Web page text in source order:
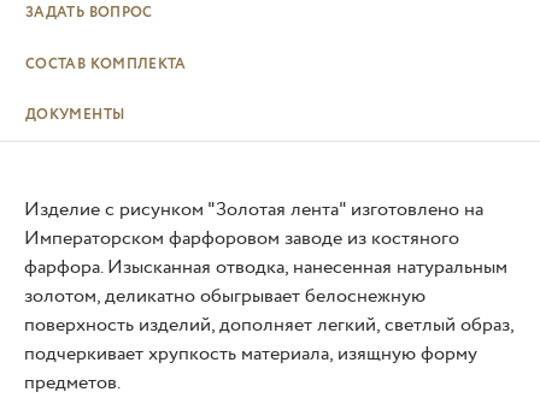
ЗАДАТЬ ВОПРОС
СОСТАВ КОМПЛЕКТА
ДОКУМЕНТЫ
Изделие с рисунком "Золотая лента" изготовлено на
Императорском фарфоровом заводе из костяного
фарфора. Изысканная отводка, нанесенная натуральным
золотом, деликатно обыгрывает белоснежную
поверхность изделий, дополняет легкий, светлый образ,
подчеркивает хрупкость материала, изящную форму
предметов.